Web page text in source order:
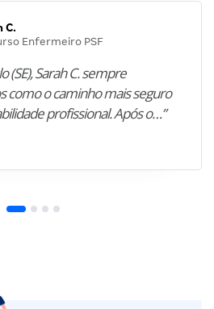
C.
Enfermeiro PSF
(SE), Sarah C. sempre
como o caminho mais seguro
profissional. Após o…”